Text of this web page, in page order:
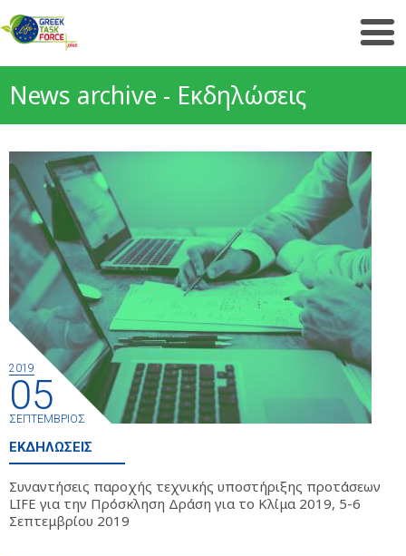
News archive - Εκδηλώσεις
2019
05
ΣΕΠΤΈΜΒΡΙΟΣ
ΕΚΔΗΛΏΣΕΙΣ
Συναντήσεις παροχής τεχνικής υποστήριξης προτάσεων
LIFE για την Πρόσκληση Δράση για το Κλίμα 2019, 5-6
Σεπτεμβρίου 2019